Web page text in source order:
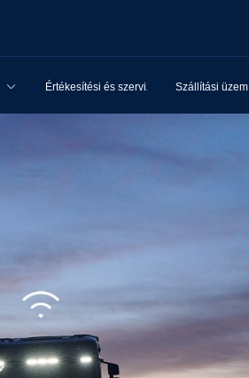
Értékesítési és szervizhálózatSzállítási üzem